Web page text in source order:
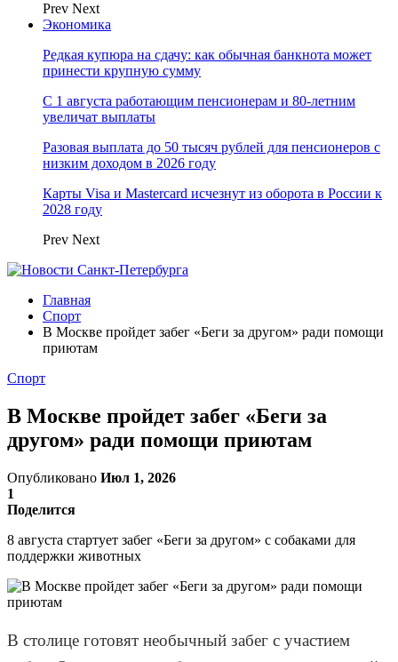
Prev Next
Экономика
Редкая купюра на сдачу: как обычная банкнота может
принести крупную сумму
С 1 августа работающим пенсионерам и 80-летним
увеличат выплаты
Разовая выплата до 50 тысяч рублей для пенсионеров с
низким доходом в 2026 году
Карты Visa и Mastercard исчезнут из оборота в России к
2028 году
Prev Next
Главная
Спорт
В Москве пройдет забег «Беги за другом» ради помощи
приютам
Спорт
В Москве пройдет забег «Беги за
другом» ради помощи приютам
Опубликовано Июл 1, 2026
1
Поделится
8 августа стартует забег «Беги за другом» с собаками для
поддержки животных
В столице готовят необычный забег с участием